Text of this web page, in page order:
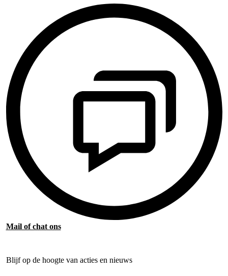
Mail of chat ons
Blijf op de hoogte van acties en nieuws